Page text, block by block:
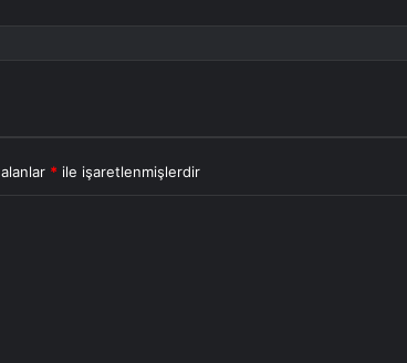
* ile işaretlenmişlerdir